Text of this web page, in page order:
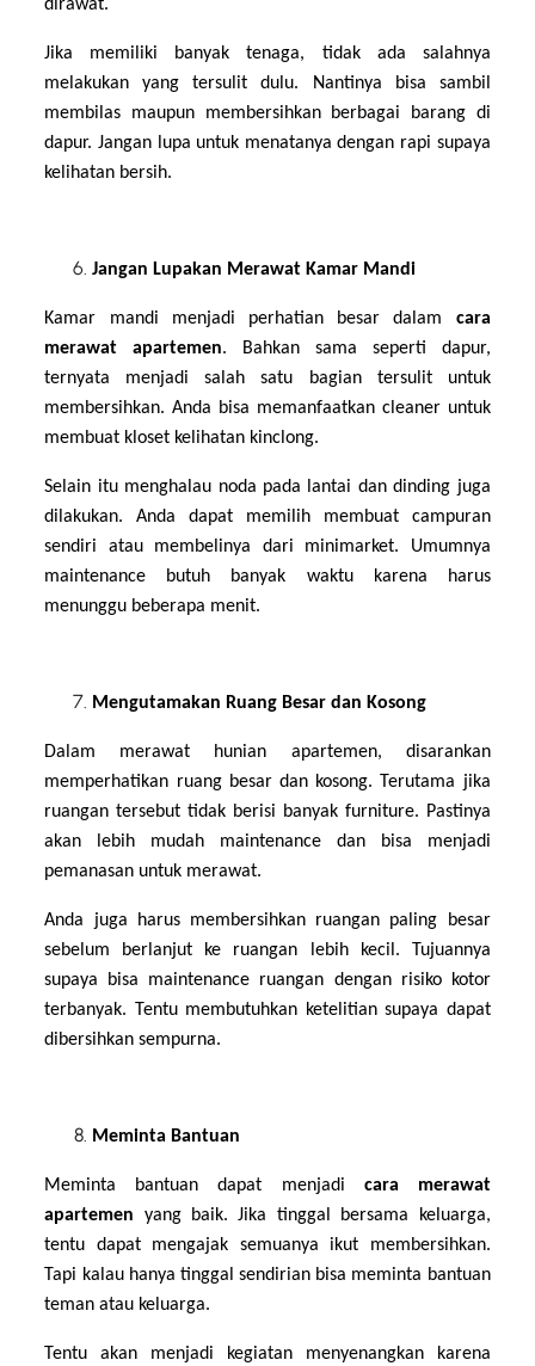
dirawat.
Jika memiliki banyak tenaga, tidak ada salahnya
melakukan yang tersulit dulu. Nantinya bisa sambil
membilas maupun membersihkan berbagai barang di
dapur. Jangan lupa untuk menatanya dengan rapi supaya
kelihatan bersih.
Jangan Lupakan Merawat Kamar Mandi
Kamar mandi menjadi perhatian besar dalam cara
merawat apartemen. Bahkan sama seperti dapur,
ternyata menjadi salah satu bagian tersulit untuk
membersihkan. Anda bisa memanfaatkan cleaner untuk
membuat kloset kelihatan kinclong.
Selain itu menghalau noda pada lantai dan dinding juga
dilakukan. Anda dapat memilih membuat campuran
sendiri atau membelinya dari minimarket. Umumnya
maintenance butuh banyak waktu karena harus
menunggu beberapa menit.
Mengutamakan Ruang Besar dan Kosong
Dalam merawat hunian apartemen, disarankan
memperhatikan ruang besar dan kosong. Terutama jika
ruangan tersebut tidak berisi banyak furniture. Pastinya
akan lebih mudah maintenance dan bisa menjadi
pemanasan untuk merawat.
Anda juga harus membersihkan ruangan paling besar
sebelum berlanjut ke ruangan lebih kecil. Tujuannya
supaya bisa maintenance ruangan dengan risiko kotor
terbanyak. Tentu membutuhkan ketelitian supaya dapat
dibersihkan sempurna.
Meminta Bantuan
Meminta bantuan dapat menjadi cara merawat
apartemen yang baik. Jika tinggal bersama keluarga,
tentu dapat mengajak semuanya ikut membersihkan.
Tapi kalau hanya tinggal sendirian bisa meminta bantuan
teman atau keluarga.
Tentu akan menjadi kegiatan menyenangkan karena